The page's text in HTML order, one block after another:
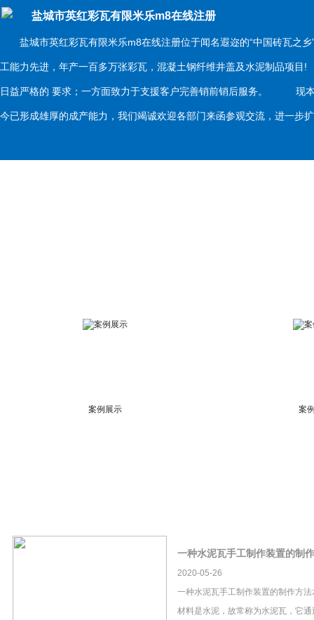
盐城市英红彩瓦有限米乐m8在线注册
盐城市英红彩瓦有限米乐m8在线注册位于闻名遐迩的“中国砖瓦之乡
工能力先进，年产一百多万张彩瓦，混凝土钢纤维井盖及水泥制品项
日益严格的 要求；一方面致力于支援客户完善销前销后服务。 现本
今已形成雄厚的成产能力，我们竭诚欢迎各部门来函参观交流，进一
案例展示 案
一种水泥瓦手工制作装置的制
2020-05-26
一种水泥瓦手工制作装置的制作方
材料是水泥，故常称为水泥瓦，它